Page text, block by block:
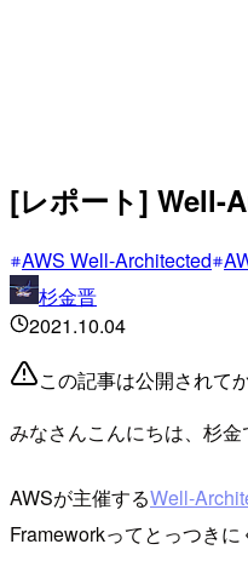
[レポート] Well-
AWS Well-Architected
杉金晋
2021.10.04
この記事は公開されて
みなさんこんにちは、杉金
AWSが主催するWell-
Frameworkってとっつき